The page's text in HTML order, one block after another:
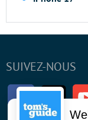
SUIVEZ-NOUS
Facebook